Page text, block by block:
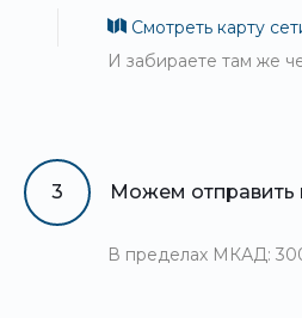
Смотреть карту
И забираете там же
3 Можем отправить
В пределах МКАД: